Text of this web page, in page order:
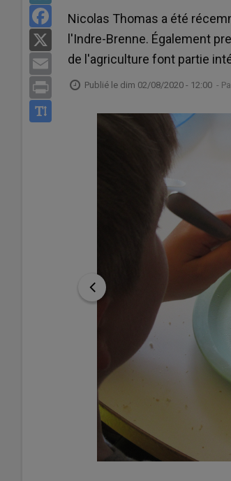
Facebook
Email
Print
Nicolas Thomas a été
l'Indre-Brenne. Également
de l'agriculture font partie
Publié le dim 02/08/2020 - 12:00 -